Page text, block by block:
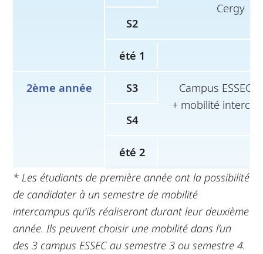
Cergy
S2
été 1
2ème année S3
Campus ESSEC
+ mobilité
S4
été 2
* Les étudiants de première année ont la possibilité
de candidater à un semestre de mobilité
intercampus qu’ils réaliseront durant leur deuxième
année. Ils peuvent choisir une mobilité dans l’un
des 3 campus ESSEC au semestre 3 ou semestre 4.